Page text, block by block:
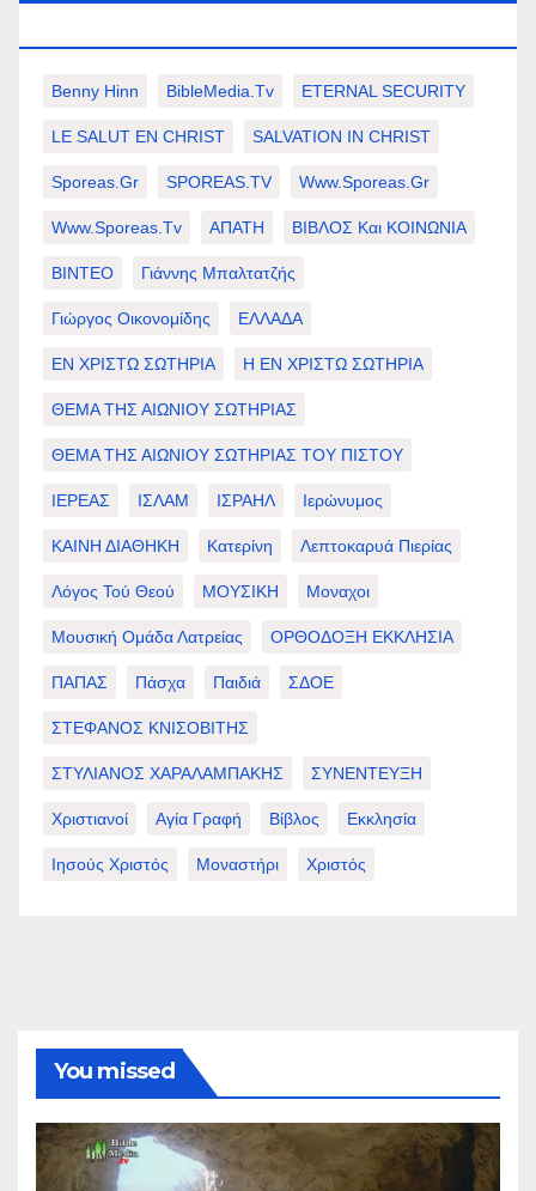
Benny Hinn BibleMedia.tv ETERNAL SECURITY
LE SALUT EN CHRIST SALVATION IN CHRIST
Sporeas.gr SPOREAS.TV Www.sporeas.gr
Www.sporeas.tv ΑΠΑΤΗ ΒΙΒΛΟΣ Και ΚΟΙΝΩΝΙΑ
ΒΙΝΤΕΟ Γιάννης Μπαλτατζής
Γιώργος Οικονομίδης ΕΛΛΑΔΑ
ΕΝ ΧΡΙΣΤΩ ΣΩΤΗΡΙΑ Η ΕΝ ΧΡΙΣΤΩ ΣΩΤΗΡΙΑ
ΘΕΜΑ ΤΗΣ ΑΙΩΝΙΟΥ ΣΩΤΗΡΙΑΣ
ΘΕΜΑ ΤΗΣ ΑΙΩΝΙΟΥ ΣΩΤΗΡΙΑΣ ΤΟΥ ΠΙΣΤΟΥ
ΙΕΡΕΑΣ ΙΣΛΑΜ ΙΣΡΑΗΛ Ιερώνυμος
ΚΑΙΝΗ ΔΙΑΘΗΚΗ Κατερίνη Λεπτοκαρυά Πιερίας
Λόγος Τού Θεού ΜΟΥΣΙΚΗ Μοναχοι
Μουσική Ομάδα Λατρείας ΟΡΘΟΔΟΞΗ ΕΚΚΛΗΣΙΑ
ΠΑΠΑΣ Πάσχα Παιδιά ΣΔΟΕ
ΣΤΕΦΑΝΟΣ ΚΝΙΣΟΒΙΤΗΣ
ΣΤΥΛΙΑΝΟΣ ΧΑΡΑΛΑΜΠΑΚΗΣ ΣΥΝΕΝΤΕΥΞΗ
Χριστιανοί Αγία Γραφή Βίβλος Εκκλησία
Ιησούς Χριστός Μοναστήρι Χριστός
You missed